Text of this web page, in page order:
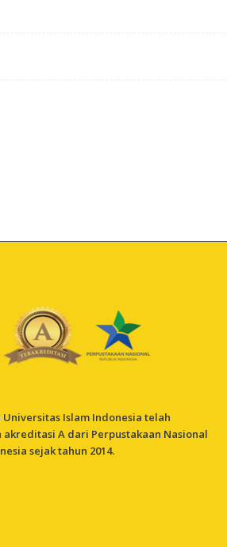
Universitas Islam Indonesia telah
akreditasi A dari Perpustakaan Nasional
sejak tahun 2014.